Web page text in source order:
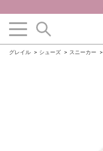
グレイル シューズ スニーカー